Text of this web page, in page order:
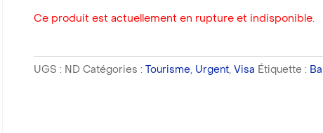
Ce produit est actuellement en rupture et indisponible.
UGS : ND Catégories : Tourisme, Urgent, Visa Étiquette :